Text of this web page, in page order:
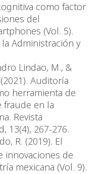
como factor
del
(Vol. 5).
la Administración y
Lindao, M., &
Auditoría
herramienta de
fraude en la
Revista
13(4), 267-276.
R. (2019). El
innovaciones de
mexicana (Vol. 9).